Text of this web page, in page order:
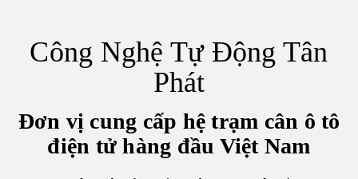
Công Nghệ Tự Động Tân
Phát
Đơn vị cung cấp hệ trạm cân ô tô
điện tử hàng đầu Việt Nam